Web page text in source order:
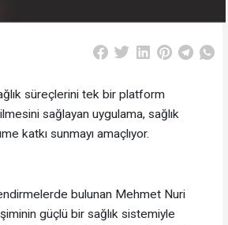
süreçlerini tek bir platform
sağlayan uygulama, sağlık
katkı sunmayı amaçlıyor.
bulunan Mehmet Nuri
güçlü bir sağlık sistemiyle